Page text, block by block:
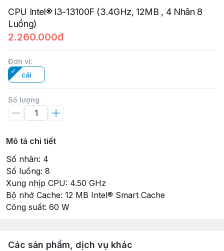
CPU Intel® I3-13100F (3.4GHz, 12MB , 4 Nhân 8
Luồng)
2.260.000đ
Đơn vị:
cái
Số lượng
Mô tả chi tiết
Số nhân: 4
Số luồng: 8
Xung nhịp CPU: 4.50 GHz
Bộ nhớ Cache: 12 MB Intel® Smart Cache
Công suất: 60 W
Các sản phẩm, dịch vụ khác